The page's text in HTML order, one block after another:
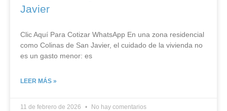
Javier
Clic Aquí Para Cotizar​ WhatsApp En una zona residencial
como Colinas de San Javier, el cuidado de la vivienda no
es un gasto menor: es
LEER MÁS »
11 de febrero de 2026 No hay comentarios